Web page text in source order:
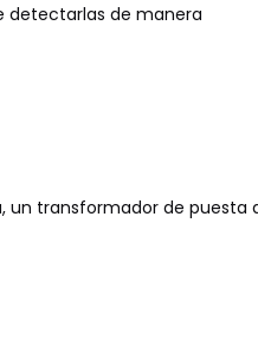
detectarlas de manera
un transformador de puesta